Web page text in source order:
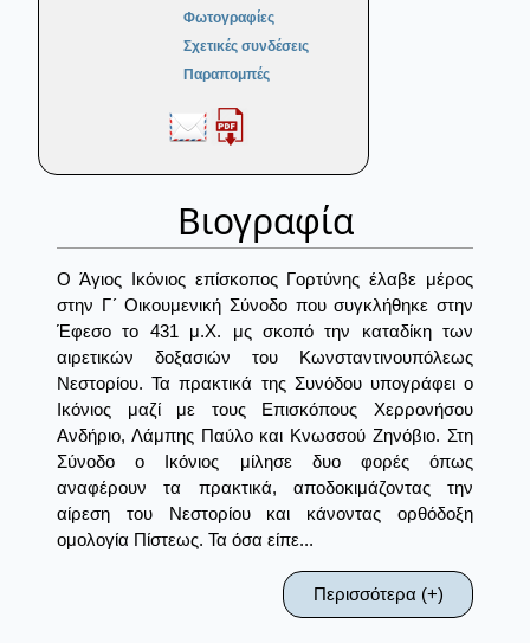
Φωτογραφίες
Σχετικές συνδέσεις
Παραπομπές
Βιογραφία
Ο Άγιος Ικόνιος επίσκοπος Γορτύνης έλαβε μέρος
στην Γ´ Οικουμενική Σύνοδο που συγκλήθηκε στην
Έφεσο το 431 μ.Χ. μς σκοπό την καταδίκη των
αιρετικών δοξασιών του Κωνσταντινουπόλεως
Νεστορίου. Τα πρακτικά της Συνόδου υπογράφει ο
Ικόνιος μαζί με τους Επισκόπους Χερρονήσου
Ανδήριο, Λάμπης Παύλο και Κνωσσού Ζηνόβιο. Στη
Σύνοδο ο Ικόνιος μίλησε δυο φορές όπως
αναφέρουν τα πρακτικά, αποδοκιμάζοντας την
αίρεση του Νεστορίου και κάνοντας ορθόδοξη
ομολογία Πίστεως. Τα όσα είπε...
Περισσότερα (+)